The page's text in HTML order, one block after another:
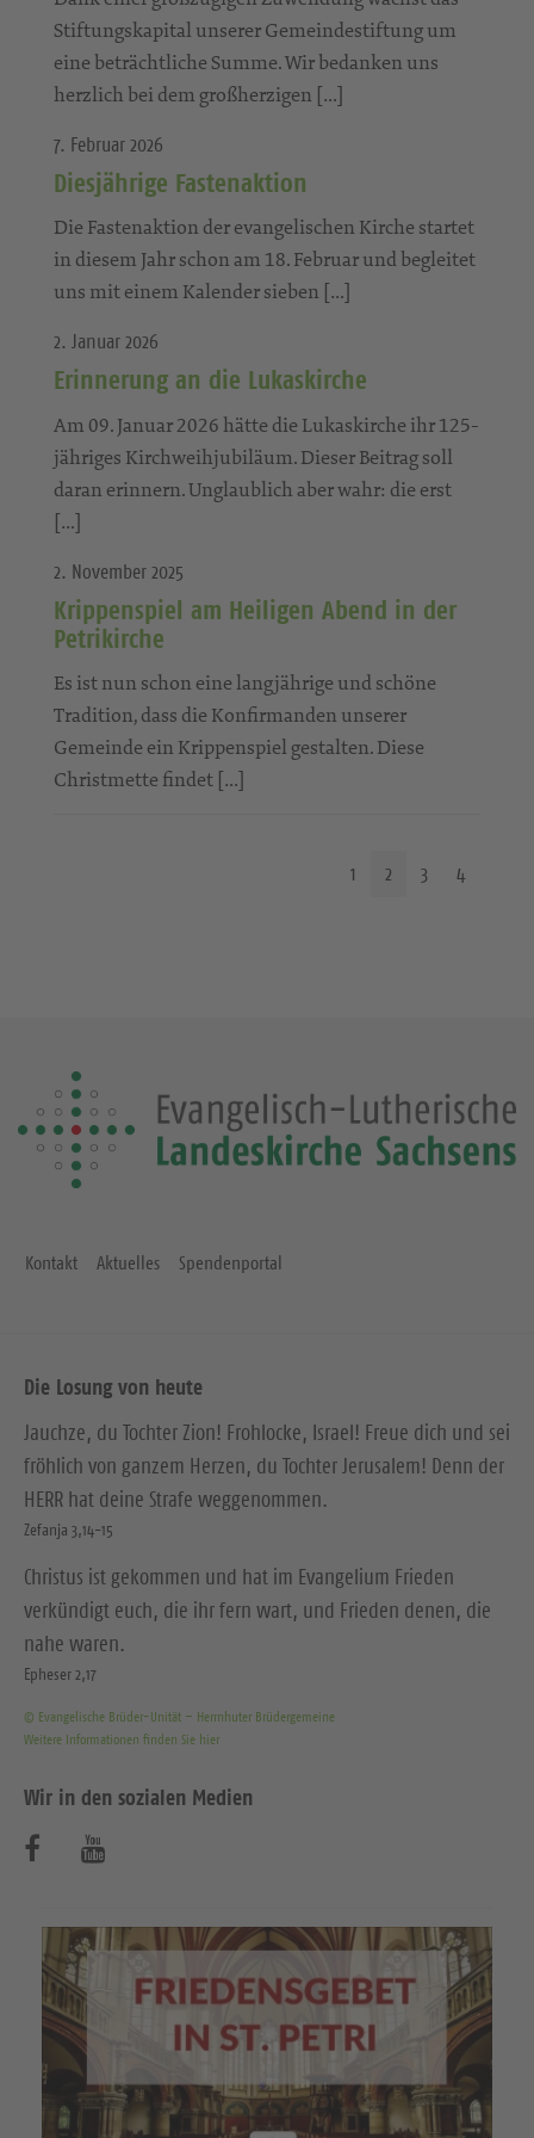
Stiftungskapital unserer Gemeindestiftung um
eine beträchtliche Summe. Wir bedanken uns
herzlich bei dem großherzigen […]
7. Februar 2026
Diesjährige Fastenaktion
Die Fastenaktion der evangelischen Kirche startet
in diesem Jahr schon am 18. Februar und begleitet
uns mit einem Kalender sieben […]
2. Januar 2026
Erinnerung an die Lukaskirche
Am 09. Januar 2026 hätte die Lukaskirche ihr 125-
jähriges Kirchweihjubiläum. Dieser Beitrag soll
daran erinnern. Unglaublich aber wahr: die erst
[…]
2. November 2025
Krippenspiel am Heiligen Abend in der
Petrikirche
Es ist nun schon eine langjährige und schöne
Tradition, dass die Konfirmanden unserer
Gemeinde ein Krippenspiel gestalten. Diese
Christmette findet […]
1 2 3 4
Kontakt Aktuelles Spendenportal
Die Losung von heute
Jauchze, du Tochter Zion! Frohlocke, Israel! Freue dich und sei
fröhlich von ganzem Herzen, du Tochter Jerusalem! Denn der
HERR hat deine Strafe weggenommen.
Zefanja 3,14-15
Christus ist gekommen und hat im Evangelium Frieden
verkündigt euch, die ihr fern wart, und Frieden denen, die
nahe waren.
Epheser 2,17
© Evangelische Brüder-Unität – Herrnhuter Brüdergemeine
Weitere Informationen finden Sie hier
Wir in den sozialen Medien
s
u
c
h
s
e